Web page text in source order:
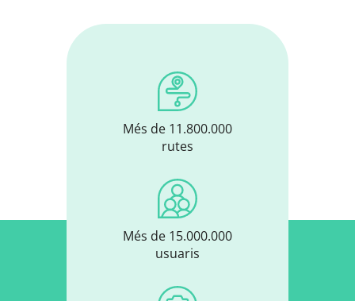
Més de 11.800.000
rutes
Més de 15.000.000
usuaris